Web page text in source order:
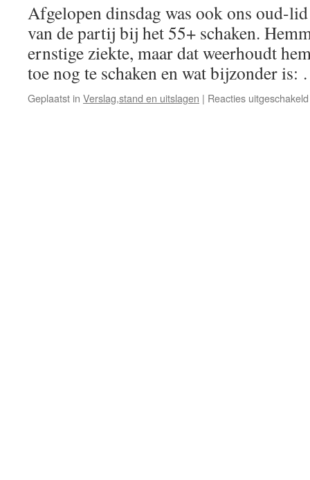
Afgelopen dinsdag was ook ons oud-
van de partij bij het 55+ schaken.
ernstige ziekte, maar dat weerhoudt
toe nog te schaken en wat bijzonder
Geplaatst in Verslag,stand en uitslagen | Reacties uitgeschakeld